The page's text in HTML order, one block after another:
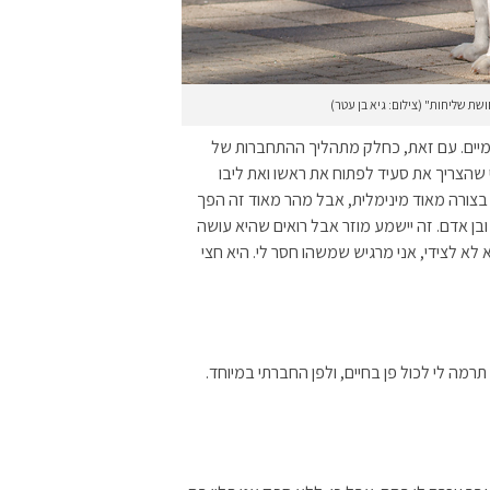
שליחות" (צילום: גיא בן עטר)
עם זאת, כחלק מתהליך ההתחברות של
שהצריך את סעיד לפתוח את ראשו ואת ליבו
מאוד מינימלית, אבל מהר מאוד זה הפך
זה יישמע מוזר אבל רואים שהיא עושה
לא לצידי, אני מרגיש שמשהו חסר לי. היא חצי
לי לכול פן בחיים, ולפן החברתי במיוחד.